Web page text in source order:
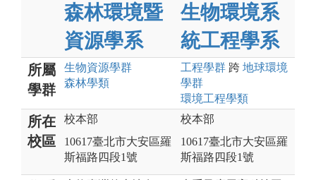
森林環境暨
資源學系
生物環境系
統工程學系
所屬
學群
生物資源學群
森林學類
工程學群 跨 地球環境
學群
環境工程學類
所在
校區
校本部
10617臺北市大安區羅
斯福路四段1號
校本部
10617臺北市大安區羅
斯福路四段1號